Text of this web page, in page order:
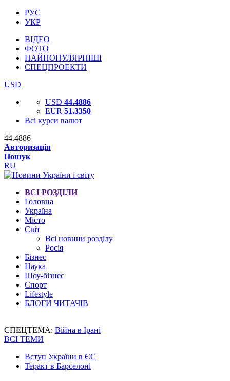
РУС
УКР
ВІДЕО
ФОТО
НАЙПОПУЛЯРНІШІ
СПЕЦПРОЕКТИ
USD
USD 44.4886
EUR 51.3350
Всі курси валют
44.4886
Авторизація
Пошук
RU
ВСІ РОЗДІЛИ
Головна
Україна
Місто
Світ
Всі новини розділу
Росія
Бізнес
Наука
Шоу-бізнес
Спорт
Lifestyle
БЛОГИ ЧИТАЧІВ
СПЕЦТЕМА: Війна в Ірані
ВСІ ТЕМИ
Вступ України в ЄС
Теракт в Барселоні